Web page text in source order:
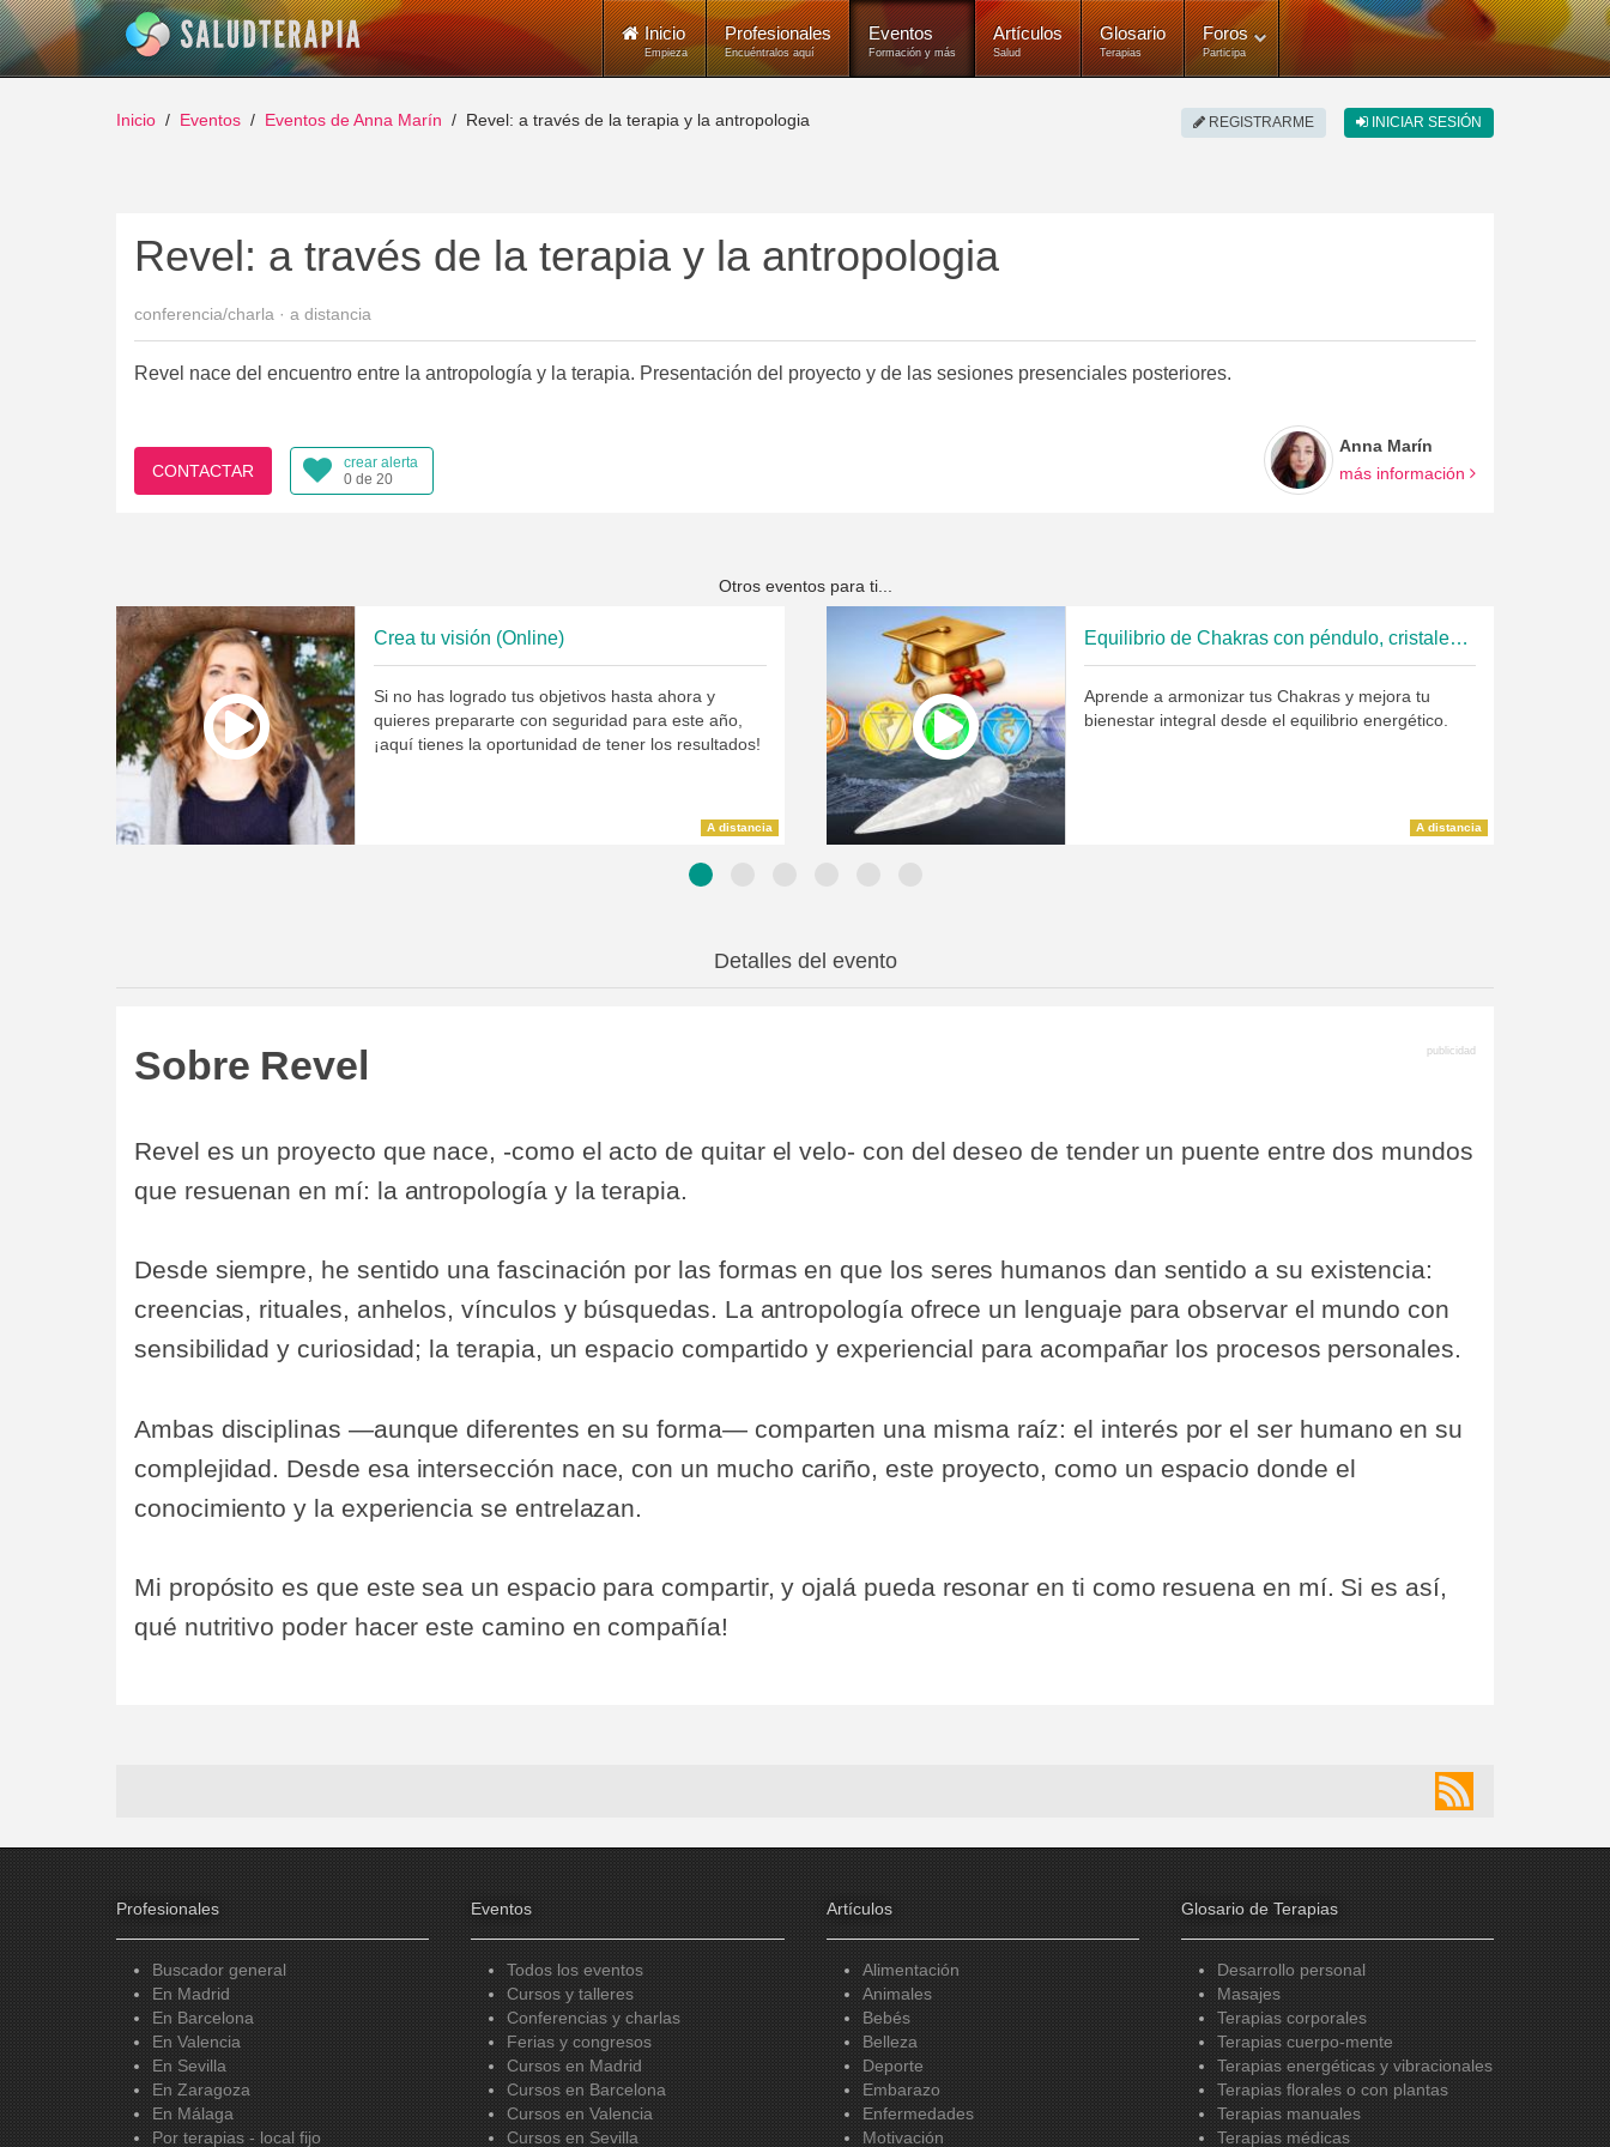
Inicio
Empieza
Profesionales
Encuéntralos aquí
Eventos
Formación y más
Artículos
Salud
Glosario
Terapias
Foros
Participa
REGISTRARME INICIAR SESIÓN
Inicio Eventos Eventos de Anna Marín Revel: a través de la terapia y la antropologia
Revel: a través de la terapia y la antropologia
conferencia/charla · a distancia
Revel nace del encuentro entre la antropología y la terapia. Presentación del proyecto y de las sesiones presenciales posteriores.
CONTACTAR
crear alerta
0 de 20
Anna Marín
más información
Otros eventos para ti...
Crea tu visión (Online)
Si no has logrado tus objetivos hasta ahora y
quieres prepararte con seguridad para este año,
¡aquí tienes la oportunidad de tener los resultados!
A distancia
Equilibrio de Chakras con péndulo, cristales y aceites esenciales
Aprende a armonizar tus Chakras y mejora tu
bienestar integral desde el equilibrio energético.
A distancia
Detalles del evento
Sobre Revel
Revel es un proyecto que nace, -como el acto de quitar el velo- con del deseo de tender un puente entre dos mundos
que resuenan en mí: la antropología y la terapia.
Desde siempre, he sentido una fascinación por las formas en que los seres humanos dan sentido a su existencia:
creencias, rituales, anhelos, vínculos y búsquedas. La antropología ofrece un lenguaje para observar el mundo con
sensibilidad y curiosidad; la terapia, un espacio compartido y experiencial para acompañar los procesos personales.​
Ambas disciplinas —aunque diferentes en su forma— comparten una misma raíz: el interés por el ser humano en su
complejidad. Desde esa intersección nace, con un mucho cariño, este proyecto, como un espacio donde el
conocimiento y la experiencia se entrelazan.
Mi propósito es que este sea un espacio para compartir, y ojalá pueda resonar en ti como resuena en mí. Si es así,
qué nutritivo poder hacer este camino en compañía!
Profesionales
Buscador general
En Madrid
En Barcelona
En Valencia
En Sevilla
En Zaragoza
En Málaga
Por terapias - local fijo
Eventos
Todos los eventos
Cursos y talleres
Conferencias y charlas
Ferias y congresos
Cursos en Madrid
Cursos en Barcelona
Cursos en Valencia
Cursos en Sevilla
Artículos
Alimentación
Animales
Bebés
Belleza
Deporte
Embarazo
Enfermedades
Motivación
Glosario de Terapias
Desarrollo personal
Masajes
Terapias corporales
Terapias cuerpo-mente
Terapias energéticas y vibracionales
Terapias florales o con plantas
Terapias manuales
Terapias médicas